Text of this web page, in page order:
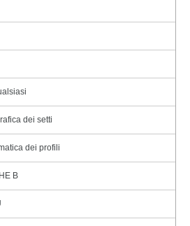
dei setti
dei profili
B